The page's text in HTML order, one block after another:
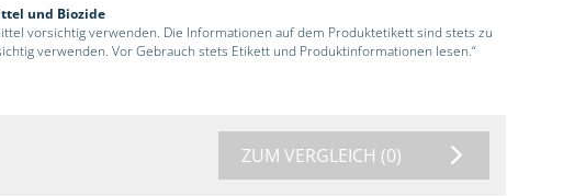
und Biozide
vorsichtig verwenden. Die Informationen auf dem Produktetikett sind stets zu
verwenden. Vor Gebrauch stets Etikett und Produktinformationen lesen.“
ZUM VERGLEICH (0)